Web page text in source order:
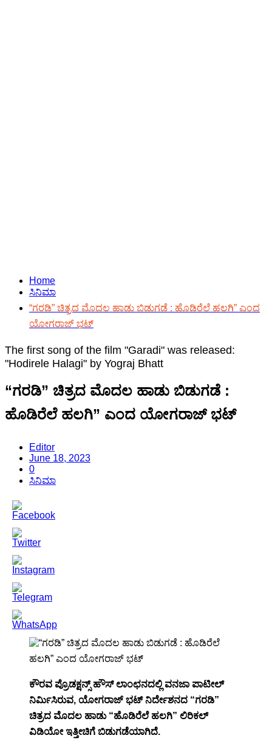
Home
ಸಿನಿಮಾ
“ಗರಡಿ” ಚಿತ್ರದ ಮೊದಲ ಹಾಡು ಬಿಡುಗಡೆ : ಹೊಡಿರೆಲೆ ಹಲಗಿ” ಎಂದ
ಯೋಗರಾಜ್ ಭಟ್
The first song of the film "Garadi" was released:
"Hodirele Halagi" by Yograj Bhatt
“ಗರಡಿ” ಚಿತ್ರದ ಮೊದಲ ಹಾಡು ಬಿಡುಗಡೆ :
ಹೊಡಿರೆಲೆ ಹಲಗಿ” ಎಂದ ಯೋಗರಾಜ್ ಭಟ್
Editor
June 18, 2023
0
ಸಿನಿಮಾ
ಕೌರವ ಪ್ರೊಡಕ್ಷನ್ಸ್ ಹೌಸ್ ಲಾಂಛನದಲ್ಲಿ ವನಜಾ ಪಾಟೀಲ್
ನಿರ್ಮಿಸಿರುವ, ಯೋಗರಾಜ್ ಭಟ್ ನಿರ್ದೇಶನದ “ಗರಡಿ”
ಚಿತ್ರದ ಮೊದಲ ಹಾಡು “ಹೊಡಿರೆಲೆ ಹಲಗಿ” ಲಿರಿಕಲ್
ವಿಡಿಯೋ ಇತ್ತೀಚಿಗೆ ಬಿಡುಗಡೆಯಾಗಿದೆ.